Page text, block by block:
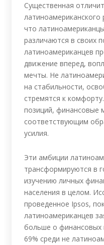
Существенная
что
различаются в своих
латиноамериканцев
движение вперед,
мечты. Не
на стабильности,
стремятся к
позиций, финансовые
соответствующим
усилия.
Эти амбиции
трансформируются в
изучению личных
населения в целом.
проведенное Ipsos,
латиноамериканцев
больше о финансовых
69% среди не